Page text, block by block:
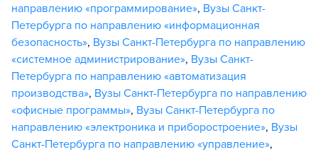
направлению «программирование», Вузы Санкт-
Петербурга по направлению «информационная
безопасность», Вузы Санкт-Петербурга по направлению
«системное администрирование», Вузы Санкт-
Петербурга по направлению «автоматизация
производства», Вузы Санкт-Петербурга по направлению
«офисные программы», Вузы Санкт-Петербурга по
направлению «электроника и приборостроение», Вузы
Санкт-Петербурга по направлению «управление»,